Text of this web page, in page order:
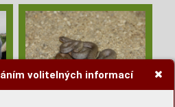
volitelných informací